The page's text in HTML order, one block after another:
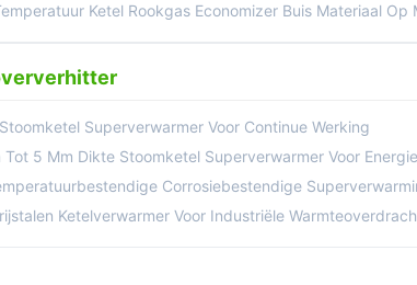
Ketel Rookgas Economizer Buis Materiaal Op Maat Anti
Superverwarmer Voor Continue Werking
Tot 5 Mm Dikte Stoomketel Superverwarmer Voor
Corrosiebestendige Superverwarmingsspiraal Voor Boilers Van
Ketelverwarmer Voor Industriële